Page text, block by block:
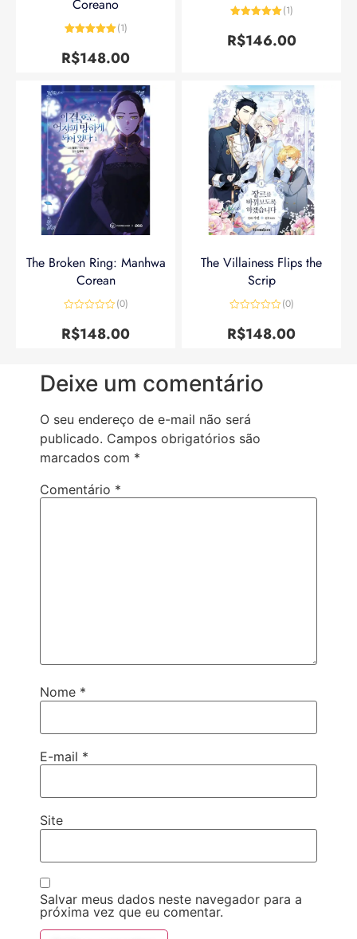
Coreano
de 5
(1)
R$148.00
de 5
(1)
R$146.00
The Broken Ring: Manhwa
Corean
0
de
(0)
R$148.00
The Villainess Flips the
Scrip
0
de
(0)
R$148.00
Deixe um comentário
O seu endereço de e-mail não será
publicado. Campos obrigatórios são
marcados com *
Comentário *
Nome *
E-mail *
Site
Salvar meus dados neste navegador para a
próxima vez que eu comentar.